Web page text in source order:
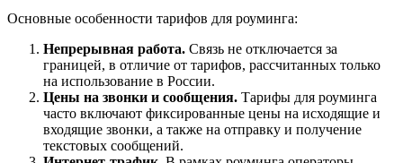
Основные особенности тарифов для роуминга:
Непрерывная работа. Связь не отключается за
границей, в отличие от тарифов, рассчитанных только
на использование в России.
Цены на звонки и сообщения. Тарифы для роуминга
часто включают фиксированные цены на исходящие и
входящие звонки, а также на отправку и получение
текстовых сообщений.